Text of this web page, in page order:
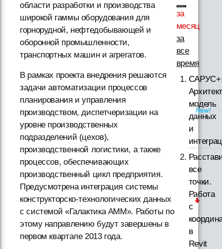
области разработки и производства
широкой гаммы оборудования для
горнорудной, нефтедобывающей и
оборонной промышленности,
транспортных машин и агрегатов.
В рамках проекта внедрения решаются
задачи автоматизации процессов
планирования и управления
производством, диспетчеризации на
уровне производственных
подразделений (цехов),
производственной логистики, а также
процессов, обеспечивающих
производственный цикл предприятия.
Предусмотрена интеграция системы
конструкторско-технологических данных
с системой «Галактика АММ». Работы по
этому направлению будут завершены в
первом квартале 2013 года.
за
месяц
за
все
время
модель
данных
и
все
точки.
Работа
с
в
Revit